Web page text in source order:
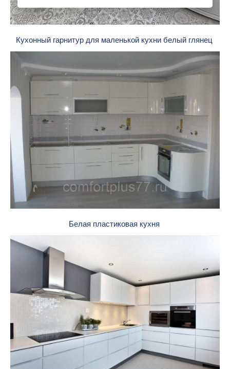
Кухонный гарнитур для маленькой кухни белый глянец
Белая пластиковая кухня